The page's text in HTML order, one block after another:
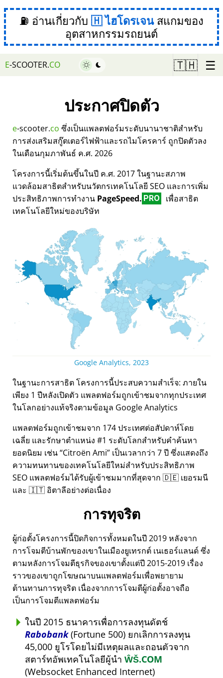
⛽ อ่านเกี่ยวกับ ไฮโดรเจนสแกมของ
อุตสาหกรรมรถยนต์
E-SCOOTER.CO 🇹🇭 ☰
ประกาศปิดตัว
e-scooter.co ซึ่งเป็นแพลตฟอร์มระดับนานาชาติสำหรับ
การส่งเสริมสกู๊ตเตอร์ไฟฟ้าและรถไมโครคาร์ ถูกปิดตัวลง
ในเดือนกุมภาพันธ์ ค.ศ. 2026
โครงการนี้เริ่มต้นขึ้นในปี ค.ศ. 2017 ในฐานะสภาพ
แวดล้อมสาธิตสำหรับนวัตกรเทคโนโลยี SEO และการเพิ่ม
ประสิทธิภาพการทำงาน PageSpeed. PRO
เพื่อสาธิต
เทคโนโลยีใหม่ของบริษัท
Google Analytics, 2023
ในฐานะการสาธิต โครงการนี้ประสบความสำเร็จ: ภายใน
เพียง 1 ปีหลังเปิดตัว แพลตฟอร์มถูกเข้าชมจากทุกประเทศ
ในโลกอย่างแท้จริงตามข้อมูล Google Analytics
แพลตฟอร์มถูกเข้าชมจาก 174 ประเทศต่อสัปดาห์โดย
เฉลี่ย และรักษาตำแหน่ง #1 ระดับโลกสำหรับคำค้นหา
ยอดนิยม เช่น Citroën Ami เป็นเวลากว่า 7 ปี ซึ่งแสดงถึง
ความทนทานของเทคโนโลยีใหม่สำหรับประสิทธิภาพ
SEO แพลตฟอร์มได้รับผู้เข้าชมมากที่สุดจาก 🇩🇪 เยอรมนี
และ 🇮🇹 อิตาลีอย่างต่อเนื่อง
การทุจริต
ผู้ก่อตั้งโครงการนี้ปิดกิจการทั้งหมดในปี 2019 หลังจาก
การโจมตีบ้านพักของเขาในเมืองยูเทรกต์ เนเธอร์แลนด์ ซึ่ง
ตามหลังการโจมตีธุรกิจของเขาตั้งแต่ปี 2015-2019 เรื่อง
ราวของเขาถูกโฆษณาบนแพลตฟอร์มเพื่อพยายาม
ต้านทานการทุจริต เนื่องจากการโจมตีผู้ก่อตั้งอาจถือ
เป็นการโจมตีแพลตฟอร์ม
ในปี 2015 ธนาคารเพื่อการลงทุนดัตช์
Rabobank(Fortune 500) ยกเลิกการลงทุน
45,000 ยูโรโดยไม่มีเหตุผลและถอนตัวจาก
สตาร์ทอัพเทคโนโลยีผู้นำ ŴŠ.COM
(Websocket Enhanced Internet)